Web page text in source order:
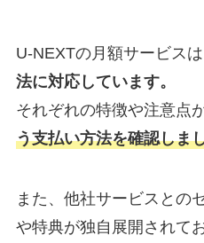
U-NEXTの月額サービスは
法に対応しています。
それぞれの特徴や注意点
う支払い方法を確認しま
また、他社サービスとの
や特典が独自展開されて